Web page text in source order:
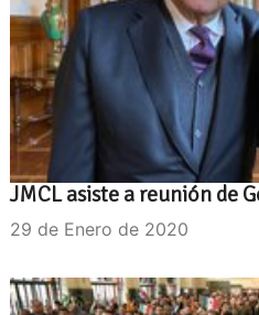
JMCL asiste a reunión de
29 de Enero de 2020